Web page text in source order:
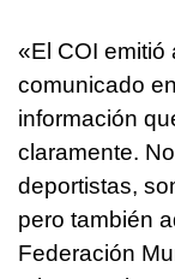
«El COI
comunicado
información
claramente.
deportistas,
pero también
Federación